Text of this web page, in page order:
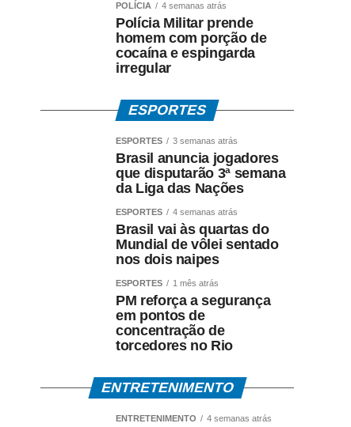
POLÍCIA 4 semanas atrás
Polícia Militar prende
homem com porção de
cocaína e espingarda
irregular
ESPORTES
ESPORTES 3 semanas atrás
Brasil anuncia jogadores
que disputarão 3ª semana
da Liga das Nações
ESPORTES 4 semanas atrás
Brasil vai às quartas do
Mundial de vôlei sentado
nos dois naipes
ESPORTES 1 mês atrás
PM reforça a segurança
em pontos de
concentração de
torcedores no Rio
ENTRETENIMENTO
ENTRETENIMENTO 4 semanas atrás